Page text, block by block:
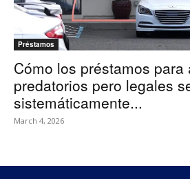
Préstamos
Cómo los préstamos para
predatorios pero legales
sistemáticamente...
March 4, 2026